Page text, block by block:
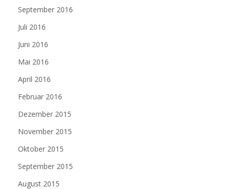
September 2016
Juli 2016
Juni 2016
Mai 2016
April 2016
Februar 2016
Dezember 2015
November 2015
Oktober 2015
September 2015
August 2015